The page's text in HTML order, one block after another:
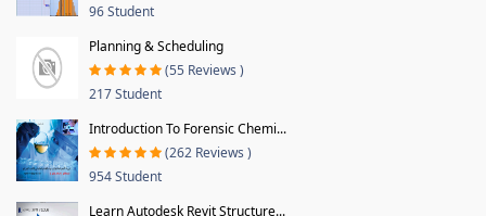
96 Student
Planning & Scheduling
(55 Reviews )
217 Student
Introduction To Forensic Chemi...
(262 Reviews )
954 Student
Learn Autodesk Revit Structure...